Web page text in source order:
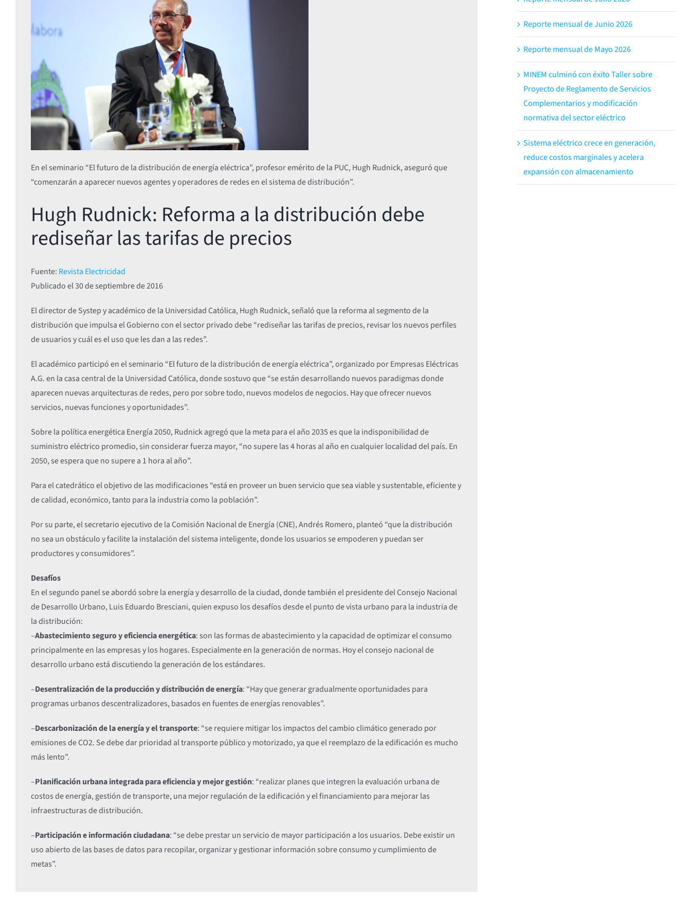
En el seminario “El futuro de la distribución de energía eléctrica”, profesor emérito de la PUC, Hugh Rudnick, aseguró que
“comenzarán a aparecer nuevos agentes y operadores de redes en el sistema de distribución”.
Hugh Rudnick: Reforma a la distribución debe
rediseñar las tarifas de precios
Fuente: Revista Electricidad
Publicado el30 de septiembre de 2016
El director de Systep y académico de la Universidad Católica, Hugh Rudnick, señaló que la reforma al segmento de la
distribución que impulsa el Gobierno con el sector privado debe “rediseñar las tarifas de precios, revisar los nuevos perfiles
de usuarios y cuál es el uso que les dan a las redes”.
El académico participó en el seminario “El futuro de la distribución de energía eléctrica”, organizado por Empresas Eléctricas
A.G. en la casa central de la Universidad Católica, donde sostuvo que “se están desarrollando nuevos paradigmas donde
aparecen nuevas arquitecturas de redes, pero por sobre todo, nuevos modelos de negocios. Hay que ofrecer nuevos
servicios, nuevas funciones y oportunidades”.
Sobre la política energética Energía 2050, Rudnick agregó que la meta para el año 2035 es que la indisponibilidad de
suministro eléctrico promedio, sin considerar fuerza mayor, “no supere las 4 horas al año en cualquier localidad del país. En
2050, se espera que no supere a 1 hora al año”.
Para el catedrático el objetivo de las modificaciones “está en proveer un buen servicio que sea viable y sustentable, eficiente y
de calidad, económico, tanto para la industria como la población”.
Por su parte, el secretario ejecutivo de la Comisión Nacional de Energía (CNE), Andrés Romero, planteó “que la distribución
no sea un obstáculo y facilite la instalación del sistema inteligente, donde los usuarios se empoderen y puedan ser
productores y consumidores”.
Desafíos
En el segundo panel se abordó sobre la energía y desarrollo de la ciudad, donde también el presidente del Consejo Nacional
de Desarrollo Urbano, Luis Eduardo Bresciani, quien expuso los desafíos desde el punto de vista urbano para la industria de
la distribución:
–Abastecimiento seguro y eficiencia energética: son las formas de abastecimiento y la capacidad de optimizar el consumo
principalmente en las empresas y los hogares. Especialmente en la generación de normas. Hoy el consejo nacional de
desarrollo urbano está discutiendo la generación de los estándares.
–Desentralización de la producción y distribución de energía: “Hay que generar gradualmente oportunidades para
programas urbanos descentralizadores, basados en fuentes de energías renovables”.
–Descarbonización de la energía y el transporte: “se requiere mitigar los impactos del cambio climático generado por
emisiones de CO2. Se debe dar prioridad al transporte público y motorizado, ya que el reemplazo de la edificación es mucho
más lento”.
–Planificación urbana integrada para eficiencia y mejor gestión: “realizar planes que integren la evaluación urbana de
costos de energía, gestión de transporte, una mejor regulación de la edificación y el financiamiento para mejorar las
infraestructuras de distribución.
–Participación e información ciudadana: “se debe prestar un servicio de mayor participación a los usuarios. Debe existir un
uso abierto de las bases de datos para recopilar, organizar y gestionar información sobre consumo y cumplimiento de
metas”.
Reporte mensual de Junio 2026
Reporte mensual de Mayo 2026
MINEM culminó con éxito Taller sobre
Proyecto de Reglamento de Servicios
Complementarios y modificación
normativa del sector eléctrico
Sistema eléctrico crece en generación,
reduce costos marginales y acelera
expansión con almacenamiento